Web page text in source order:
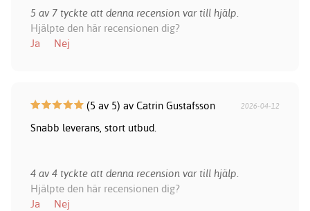
5 av 7 tyckte att denna recension var till hjälp.
Hjälpte den här recensionen dig?
Ja
Nej
(5 av 5) av Catrin Gustafsson 2026-04-12
Snabb leverans, stort utbud.
4 av 4 tyckte att denna recension var till hjälp.
Hjälpte den här recensionen dig?
Ja
Nej